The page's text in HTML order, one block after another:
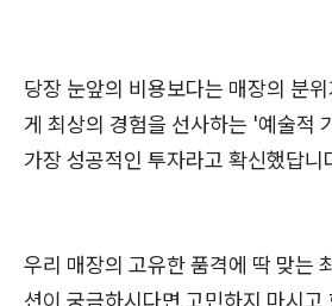
당장 눈앞의 비용보다는 매장의 분
게 최상의 경험을 선사하는 '예술적
가장 성공적인 투자라고 확신했답니
우리 매장의 고유한 품격에 딱 맞는